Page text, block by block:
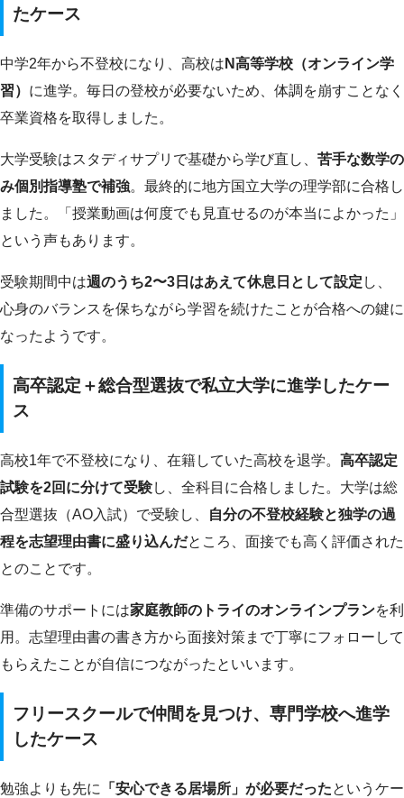
たケース
中学2年から不登校になり、高校は N高等学校（オンライン学
習） に進学。毎日の登校が必要ないため、体調を崩すことなく
卒業資格を取得しました。
大学受験はスタディサプリで基礎から学び直し、 苦手な数学の
み個別指導塾で補強。最終的に地方国立大学の理学部に合格し
ました。「授業動画は何度でも見直せるのが本当によかった」
という声もあります。
受験期間中は週のうち2〜3日はあえて休息日として設定 し、
心身のバランスを保ちながら学習を続けたことが合格への鍵に
なったようです。
高卒認定＋総合型選抜で私立大学に進学したケー
ス
高校1年で不登校になり、在籍していた高校を退学。 高卒認定
試験を2回に分けて受験し、全科目に合格しました。大学は総
合型選抜（AO入試）で受験し、
自分の不登校経験と独学の過
程を志望理由書に盛り込んだところ、面接でも高く評価された
とのことです。
準備のサポートには家庭教師のトライのオンラインプランを利
用。志望理由書の書き方から面接対策まで丁寧にフォローして
もらえたことが自信につながったといいます。
フリースクールで仲間を見つけ、専門学校へ進学
したケース
勉強よりも先に 「安心できる居場所」が必要だったというケー